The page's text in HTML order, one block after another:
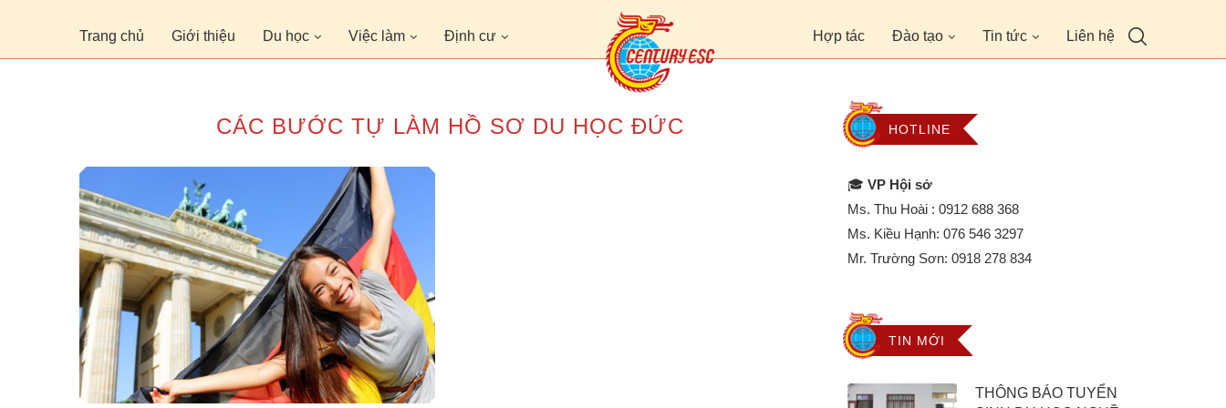
Trang chủ Giới thiệu Du học Việc làm Định cư Hợp tác Đào tạo Tin tức Liên hệ
CÁC BƯỚC TỰ LÀM HỒ SƠ DU HỌC ĐỨC HOTLINE
🎓 VP Hội sở
Ms. Thu Hoài :0912 688 368
Ms. Kiều Hạnh:076 546 3297
Mr. Trường Sơn:0918 278 834
TIN MỚI
THÔNG BÁO TUYỂN